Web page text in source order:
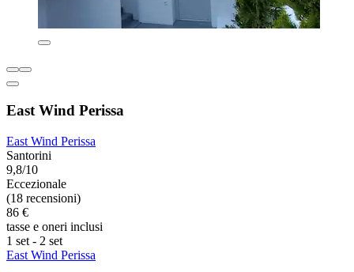
East Wind Perissa
East Wind Perissa
Santorini
9,8/10
Eccezionale
(18 recensioni)
86 €
tasse e oneri inclusi
1 set - 2 set
East Wind Perissa